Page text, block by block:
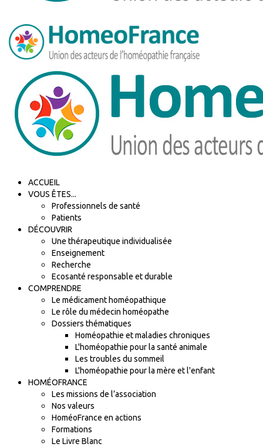
ACCUEIL
VOUS ÊTES...
Professionnels de santé
Patients
DÉCOUVRIR
Une thérapeutique individualisée
Enseignement
Recherche
Ecosanté responsable et durable
COMPRENDRE
Le médicament homéopathique
Le rôle du médecin homéopathe
Dossiers thématiques
Homéopathie et maladies chroniques
L'homéopathie pour la santé animale
Les troubles du sommeil
L'homéopathie pour la mère et l'enfant
HOMÉOFRANCE
Les missions de l’association
Nos valeurs
HoméoFrance en actions
Formations
Le Livre Blanc